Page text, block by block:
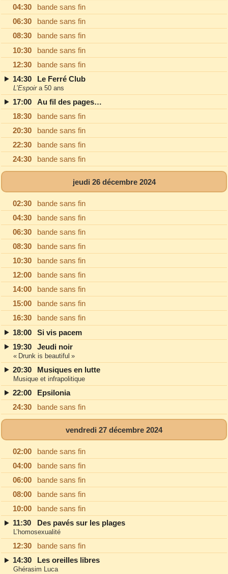
04:30
bande sans fin
06:30
bande sans fin
08:30
bande sans fin
10:30
bande sans fin
12:30
bande sans fin
14:30
Le Ferré Club
L’Espoira 50 ans
17:00
Au fil des pages…
18:30
bande sans fin
20:30
bande sans fin
22:30
bande sans fin
24:30
bande sans fin
jeudi 26 décembre 2024
02:30
bande sans fin
04:30
bande sans fin
06:30
bande sans fin
08:30
bande sans fin
10:30
bande sans fin
12:00
bande sans fin
14:00
bande sans fin
15:00
bande sans fin
16:30
bande sans fin
18:00
Si vis pacem
19:30
Jeudi noir
« Drunk is beautiful »
20:30 Musiques en lutte
Musique et infrapolitique
22:00
Epsilonia
24:30
bande sans fin
vendredi 27 décembre 2024
02:00
bande sans fin
04:00
bande sans fin
06:00
bande sans fin
08:00
bande sans fin
10:00
bande sans fin
11:30
Des pavés sur les plages
L’homosexualité
12:30
bande sans fin
14:30
Les oreilles libres
Ghérasim Luca